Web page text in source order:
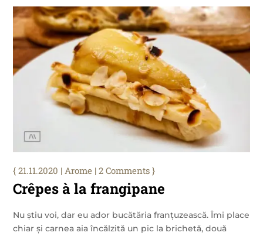
Crêpes à la frangipane
21.11.2020 |Arome | 2 Comments
Nu știu voi, dar eu ador bucătăria franțuzească. Îmi place
chiar și carnea aia încălzită un pic la brichetă, două